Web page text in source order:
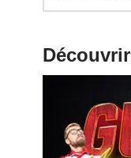
Découvrir